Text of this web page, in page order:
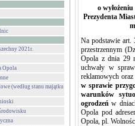
2021r.
Opola
(według stanu majątku
o
Prezydenta
Na podstawie art.
przestrzennym
Opola z dnia 29
uchwały w
reklamowych
w sprawie
warunków
ogrodzeńw
Opola pod
Opola, pl.